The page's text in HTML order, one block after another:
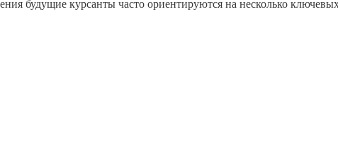
будущие курсанты часто ориентируются на несколько